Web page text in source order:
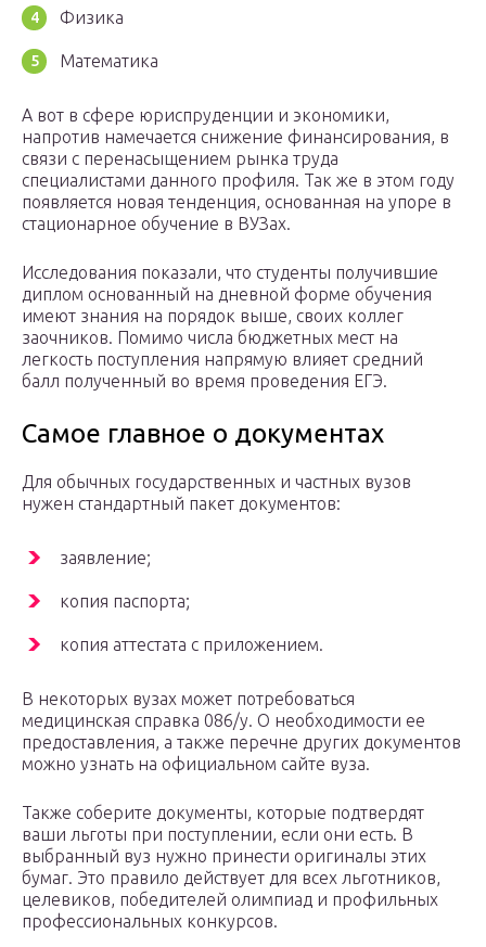
Физика
Математика
А вот в сфере юриспруденции и экономики,
напротив намечается снижение финансирования, в
связи с перенасыщением рынка труда
специалистами данного профиля. Так же в этом году
появляется новая тенденция, основанная на упоре в
стационарное обучение в ВУЗах.
Исследования показали, что студенты получившие
диплом основанный на дневной форме обучения
имеют знания на порядок выше, своих коллег
заочников. Помимо числа бюджетных мест на
легкость поступления напрямую влияет средний
балл полученный во время проведения ЕГЭ.
Самое главное о документах
Для обычных государственных и частных вузов
нужен стандартный пакет документов:
заявление;
копия паспорта;
копия аттестата с приложением.
В некоторых вузах может потребоваться
медицинская справка 086/у. О необходимости ее
предоставления, а также перечне других документов
можно узнать на официальном сайте вуза.
Также соберите документы, которые подтвердят
ваши льготы при поступлении, если они есть. В
выбранный вуз нужно принести оригиналы этих
бумаг. Это правило действует для всех льготников,
целевиков, победителей олимпиад и профильных
профессиональных конкурсов.